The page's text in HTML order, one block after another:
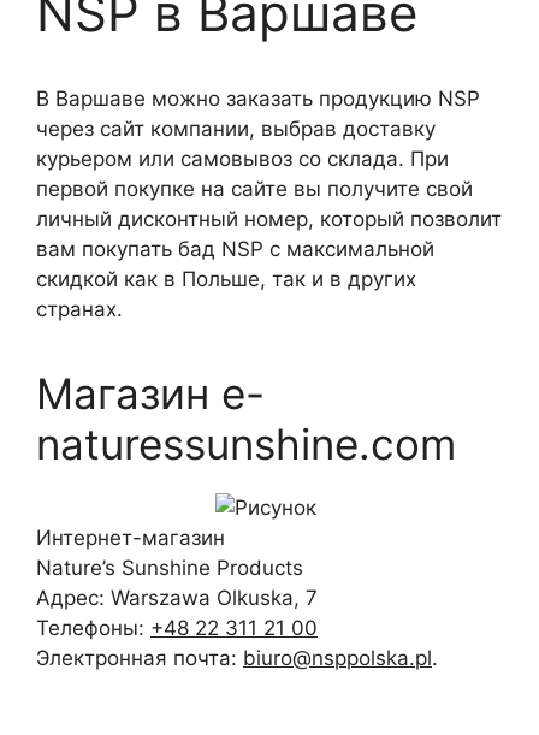
NSP в Варшаве
В Варшаве можно заказать продукцию NSP
через сайт компании, выбрав доставку
курьером или самовывоз со склада. При
первой покупке на сайте вы получите свой
личный дисконтный номер, который позволит
вам покупать бад NSP с максимальной
скидкой как в Польше, так и в других
странах.
Магазин e-
naturessunshine.com
Интернет-магазин
Nature’s Sunshine Products
Адрес: Warszawa Olkuska, 7
Телефоны: +48 22 311 21 00
Электронная почта: biuro@nsppolska.pl.